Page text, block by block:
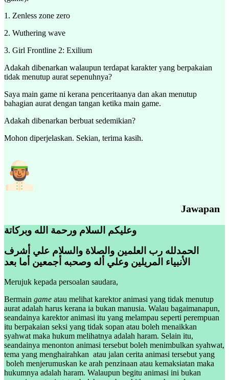
1. Zenless zone zero
2. Wuthering wave
3. Girl Frontline 2: Exilium
Adakah dibenarkan walaupun terdapat karakter yang berpakaian
tidak menutup aurat sepenuhnya?
Saya main game ni kerana penceritaanya dan akan menutup
bahagian aurat dengan tangan ketika main game.
Adakah dibenarkan berbuat sedemikian?
Mohon diperjelaskan. Sekian, terima kasih.
Jawapan
وعليكم السلام ورحمة الله وبركاتة
الحمدلله رب العلمين والصلاة والسلام علي أشرف
الأنبياء المريلين وعلي أله وصحبه أجمعين أما بعد
Merujuk kepada persoalan saudara,
Bermain game atau melihat karektor animasi yang tidak menutup
aurat adalah harus kerana ia bukan manusia. Walau bagaimanapun,
seandainya karektor animasi itu yang melampau seperti perempuan
itu berpakaian seksi yang tidak sopan atau boleh menaikkan
syahwat maka hukum melihatnya adalah haram. Selain itu,
seandainya menonton animasi tersebut boleh menimbulkan syahwat,
tema yang menghairahkan atau jalan cerita animasi tersebut yang
boleh menjerumuskan ke arah penzinaan atau kemaksiatan maka
hukumnya adalah haram. Walaupun begitu animasi ini bukan